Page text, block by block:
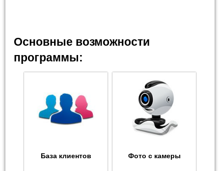
Основные возможности
программы:
База клиентов Фото с камеры